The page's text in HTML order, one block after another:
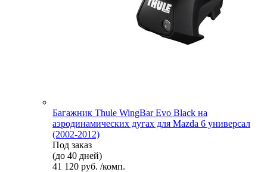
Багажник Thule WingBar Evo Black на
аэродинамических дугах для Mazda 6 универсал
(2002-2012)
Под заказ
(до 40 дней)
41 120 руб. /комп.